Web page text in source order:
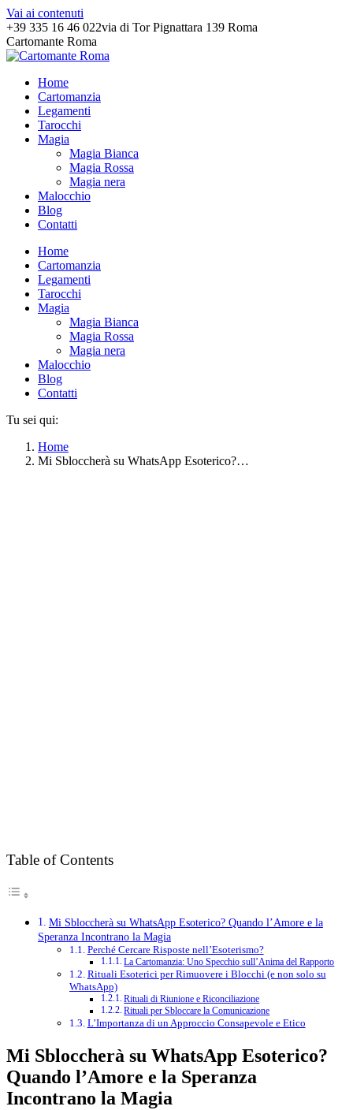
Vai ai contenuti
+39 335 16 46 022via di Tor Pignattara 139 Roma
Cartomante Roma
Home
Cartomanzia
Legamenti
Tarocchi
Magia
Magia Bianca
Magia Rossa
Magia nera
Malocchio
Blog
Contatti
Home
Cartomanzia
Legamenti
Tarocchi
Magia
Magia Bianca
Magia Rossa
Magia nera
Malocchio
Blog
Contatti
Tu sei qui:
Home
Mi Sbloccherà su WhatsApp Esoterico?…
Table of Contents
Mi Sbloccherà su WhatsApp Esoterico? Quando l’Amore e la
Speranza Incontrano la Magia
Perché Cercare Risposte nell’Esoterismo?
La Cartomanzia: Uno Specchio sull’Anima del Rapporto
Rituali Esoterici per Rimuovere i Blocchi (e non solo su
WhatsApp)
Rituali di Riunione e Riconciliazione
Rituali per Sbloccare la Comunicazione
L’Importanza di un Approccio Consapevole e Etico
Mi Sbloccherà su WhatsApp Esoterico?
Quando l’Amore e la Speranza
Incontrano la Magia